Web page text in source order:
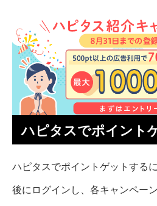
ハピタスでポイント
ハピタスでポイントゲットする
後にログインし、各キャンペー